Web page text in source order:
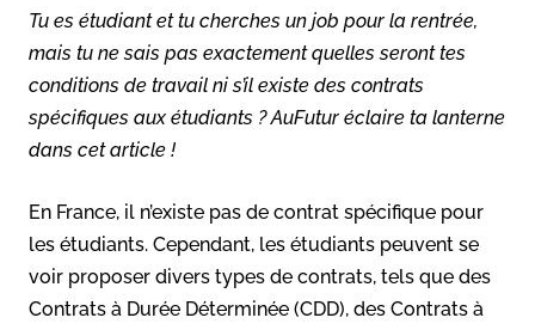
Tu es étudiant et tu cherches un job pour la rentrée,
mais tu ne sais pas exactement quelles seront tes
conditions de travail ni s’il existe des contrats
spécifiques aux étudiants ? AuFutur éclaire ta lanterne
dans cet article !
En France, il n’existe pas de contrat spécifique pour
les étudiants. Cependant, les étudiants peuvent se
voir proposer divers types de contrats, tels que des
Contrats à Durée Déterminée (CDD), des Contrats à